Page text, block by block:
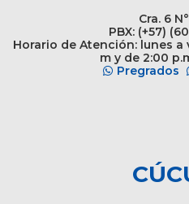
Cra. 6
PBX: (+57)
Horario de Atención: lunes a
m y de 2:00
Pregrados